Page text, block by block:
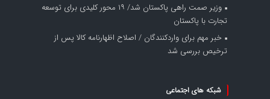
وزیر صمت راهی پاکستان شد/ ۱۹ محور کلیدی برای توسعه
تجارت با پاکستان
خبر مهم برای واردکنندگان / اصلاح اظهارنامه کالا پس از
ترخیص بررسی شد
شبکه های اجتماعی